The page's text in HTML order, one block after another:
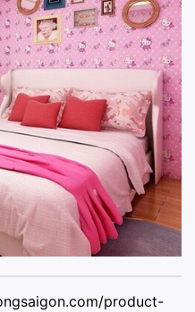
product-